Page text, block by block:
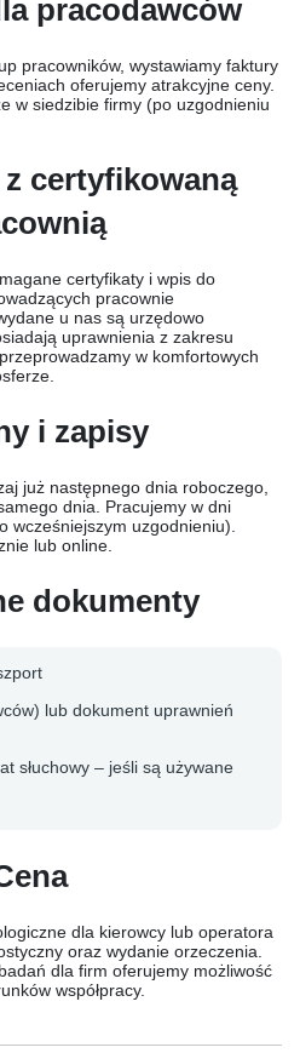
pracodawców
pracowników, wystawiamy faktury
oferujemy atrakcyjne ceny.
w siedzibie firmy (po uzgodnieniu
z certyfikowaną
certyfikaty i wpis do
pracownie
u nas są urzędowo
uprawnienia z zakresu
w komfortowych
i zapisy
już następnego dnia roboczego,
dnia. Pracujemy w dni
wcześniejszym uzgodnieniu).
lub online.
dokumenty
lub dokument uprawnień
słuchowy – jeśli są używane
dla kierowcy lub operatora
oraz wydanie orzeczenia.
dla firm oferujemy możliwość
współpracy.